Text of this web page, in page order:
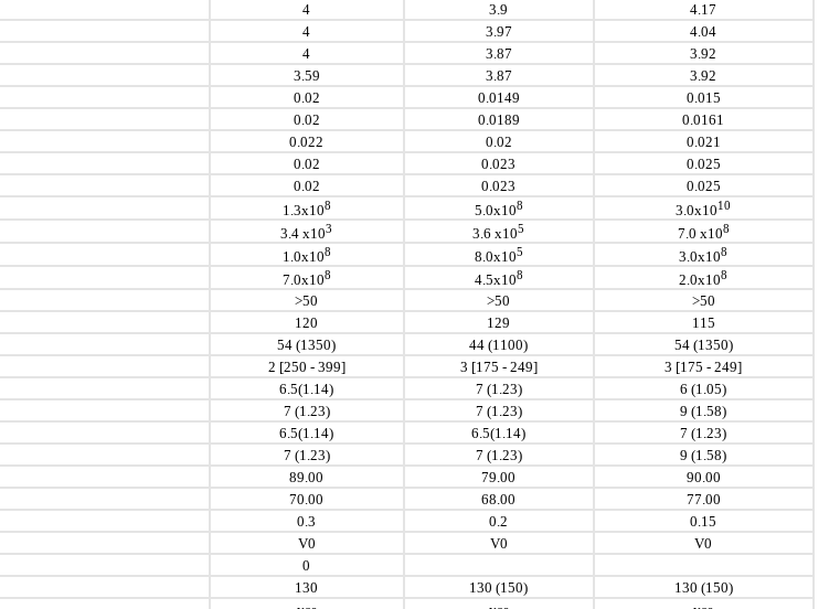
4 3.9
4.17
4 3.97
4.04
4 3.87
3.92
3.59 3.87
3.92
0.02 0.0149
0.015
0.02 0.0189
0.0161
0.022 0.02
0.021
0.02 0.023
0.025
0.02 0.023
0.025
1.3x108 5.0x108 3.0x1010
3.4 x103 3.6 x105 7.0 x108
1.0x108 8.0x105 3.0x108
7.0x108 4.5x108 2.0x108
>50 >50
>50
120 129
115
54 (1350) 44 (1100)
54 (1350)
2 [250 - 399] 3 [175 - 249]
3 [175 - 249]
6.5(1.14) 7 (1.23)
6 (1.05)
7 (1.23) 7 (1.23)
9 (1.58)
6.5(1.14) 6.5(1.14)
7 (1.23)
7 (1.23) 7 (1.23)
9 (1.58)
89.00 79.00
90.00
70.00 68.00
77.00
0.3 0.2
0.15
V0 V0
V0
0
130 130 (150)
130 (150)